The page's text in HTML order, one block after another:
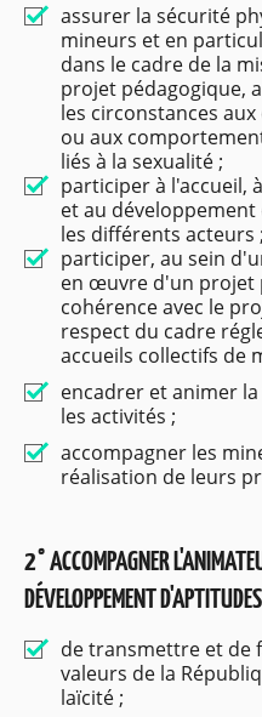
assurer la sécurité
mineurs et en
dans le cadre de la
projet pédagogique,
les circonstances
ou aux
liés à la sexualité ;
participer à l'accueil,
et au
les différents acteurs ;
participer, au sein
en œuvre d'un projet
cohérence avec le
respect du cadre
accueils collectifs de
encadrer et animer
les activités ;
accompagner les
réalisation de leurs
2° ACCOMPAGNER
DÉVELOPPEMENT
de transmettre et de
valeurs de la
laïcité ;